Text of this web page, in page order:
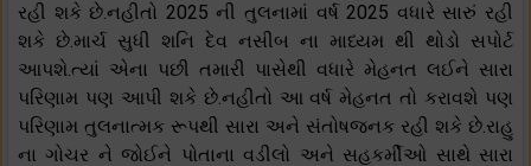
રહી શકે છે.નહીતો 2025 ની તુલનામાં વર્ષ 2025 વધારે સારું રહી
શકે છે.માર્ચ સુધી શનિ દેવ નસીબ ના માધ્યમ થી થોડો સપોર્ટ
આપશે.ત્યાં એના પછી તમારી પાસેથી વધારે મેહનત લઈને સારા
પરિણામ પણ આપી શકે છે.નહીતો આ વર્ષ મેહનત તો કરાવશે પણ
પરિણામ તુલનાત્મક રૂપથી સારા અને સંતોષજનક રહી શકે છે.રાહુ
ના ગોચર ને જોઈને પોતાના વડીલો અને સહકર્મીઓ સાથે સારા